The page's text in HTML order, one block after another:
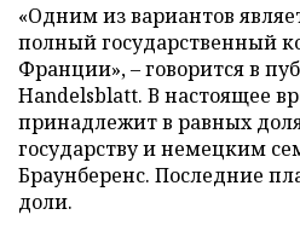
«Одним из вариантов
полный государственный
Франции», – говорится в
Handelsblatt. В настоящее
принадлежит в равных
государству и немецким
Браунберенс. Последние
доли.